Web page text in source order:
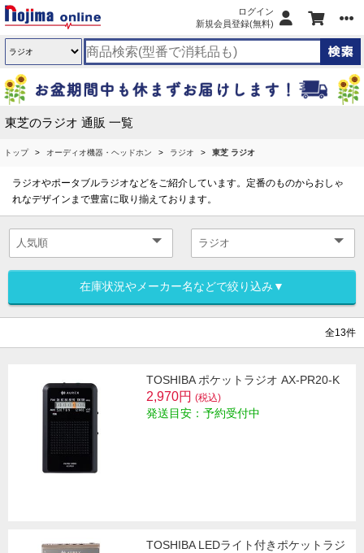
ログイン
新規会員登録(無料)
東芝のラジオ 通販 一覧
トップ オーディオ機器・ヘッドホン ラジオ 東芝 ラジオ
ラジオやポータブルラジオなどをご紹介しています。定番のものからおしゃ
れなデザインまで豊富に取り揃えております。
在庫状況やメーカー名などで絞り込み▼
全13件
TOSHIBA ポケットラジオ AX-PR20-K
2,970円 (税込)
発送目安：予約受付中
TOSHIBA LEDライト付きポケットラジ